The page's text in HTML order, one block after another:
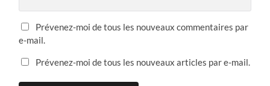
Prévenez-moi de tous les nouveaux commentaires par
e-mail.
Prévenez-moi de tous les nouveaux articles par e-mail.